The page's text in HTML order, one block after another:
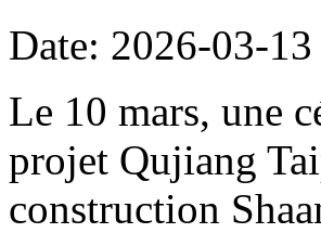
Date: 2026-03-13
Le 10 mars, une
projet Qujiang
construction